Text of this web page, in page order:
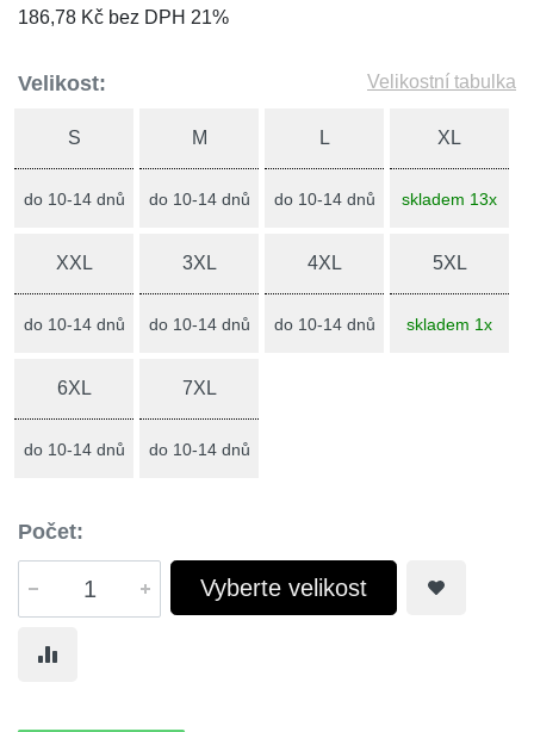
186,78 Kč bez DPH 21%
Velikost: Velikostní tabulka
S
do 10-14 dnů
M
do 10-14 dnů
L
do 10-14 dnů
XL
skladem 13x
XXL
do 10-14 dnů
3XL
do 10-14 dnů
4XL
do 10-14 dnů
5XL
skladem 1x
6XL
do 10-14 dnů
7XL
do 10-14 dnů
Počet:
Vyberte velikost